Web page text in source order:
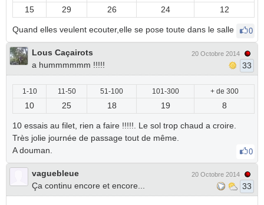
15 29 26 24 12
Quand elles veulent ecouter,elle se pose toute dans le salle 0
Lous Caçairots
a hummmmmm !!!!!
20 Octobre 2014
33
1-10 11-50 51-100 101-300 + de 300
10 25 18 19 8
10 essais au filet, rien a faire !!!!!. Le sol trop chaud a croire.
Très jolie journée de passage tout de même.
A douman.
0
vaguebleue
Ça continu encore et encore...
20 Octobre 2014
33